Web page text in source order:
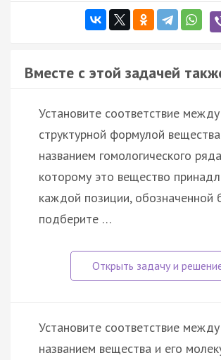
Вместе с этой задачей
Установите соответствие между
структурной формулой
названием гомологического
которому это вещество
каждой позиции, обозначенной
подберите …
Установите соответствие между
названием вещества и его